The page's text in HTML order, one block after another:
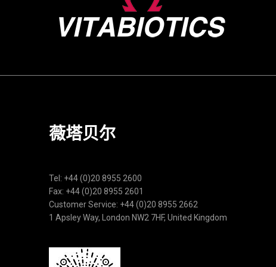
薇塔贝尔
Tel: +44 (0)20 8955 2600
Fax: +44 (0)20 8955 2601
Customer Service: +44 (0)20 8955 2662
1 Apsley Way, London NW2 7HF, United Kingdom